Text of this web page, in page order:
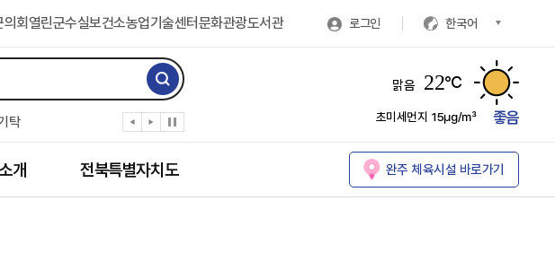
회 열린군수실보건소농업기술센터문화관광도서관 로그인 한국어
그린다
탁
족도 조사
리 경청
맑음 22℃
초미세먼지 15㎍/㎥ 좋음
개 전북특별자치도 완주 체육시설 바로가기